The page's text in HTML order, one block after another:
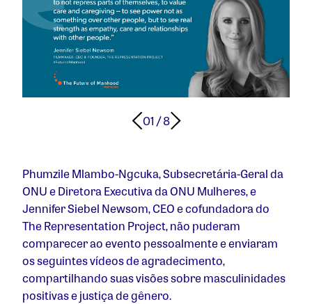
01 / 8
Phumzile Mlambo-Ngcuka, Subsecretária-Geral da
ONU e Diretora Executiva da ONU Mulheres, e
Jennifer Siebel Newsom, CEO e cofundadora do
The Representation Project, não puderam
comparecer ao evento pessoalmente e enviaram
os seguintes vídeos de agradecimento,
compartilhando suas visões sobre masculinidades
positivas e justiça de gênero.